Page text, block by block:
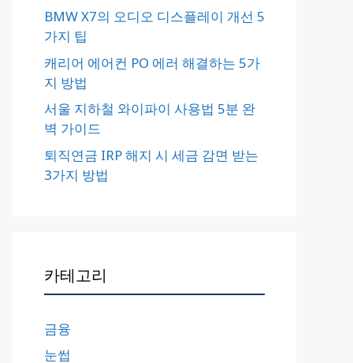
BMW X7의 오디오 디스플레이 개선 5
가지 팁
캐리어 에어컨 PO 에러 해결하는 5가
지 방법
서울 지하철 와이파이 사용법 5분 완
벽 가이드
퇴직연금 IRP 해지 시 세금 감면 받는
3가지 방법
카테고리
금융
눈썹